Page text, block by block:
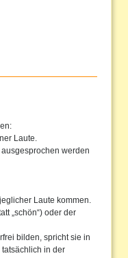
Laute.
werden
Laute kommen.
„schön“) oder der
bilden, spricht sie in
in der